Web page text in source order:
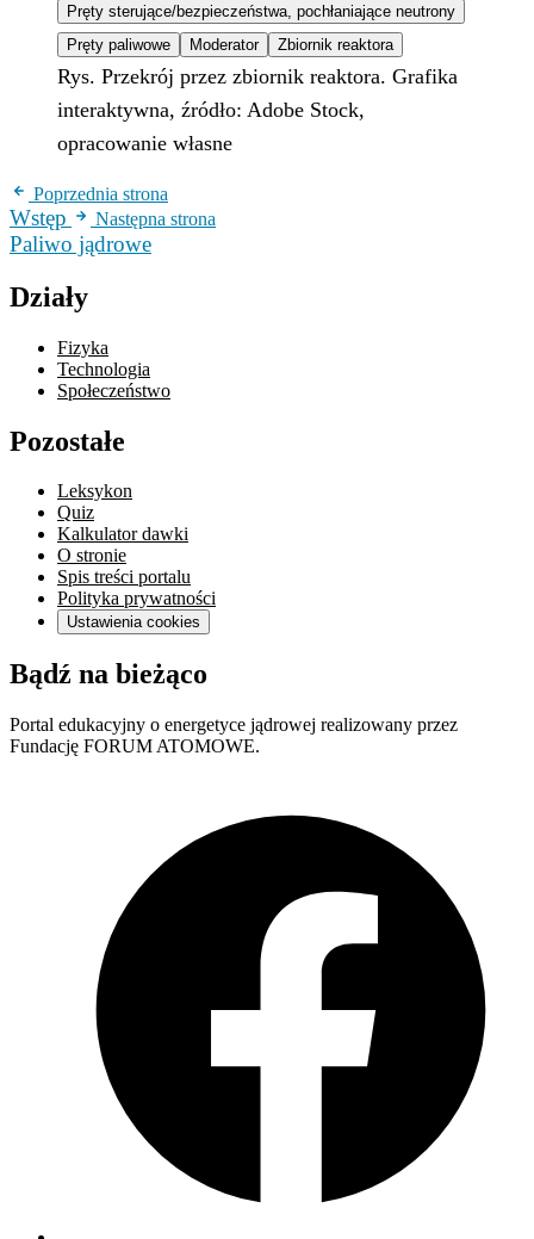
Pręty sterujące/bezpieczeństwa, pochłaniające neutrony
Pręty paliwowe
Moderator Zbiornik reaktora
Rys. Przekrój przez zbiornik reaktora. Grafika
interaktywna, źródło: Adobe Stock,
opracowanie własne
Poprzednia strona
Wstęp Następna strona
Paliwo jądrowe
Działy
Fizyka
Technologia
Społeczeństwo
Pozostałe
Leksykon
Quiz
Kalkulator dawki
O stronie
Spis treści portalu
Polityka prywatności
Ustawienia cookies
Bądź na bieżąco
Portal edukacyjny o energetyce jądrowej realizowany przez
Fundację FORUM ATOMOWE.